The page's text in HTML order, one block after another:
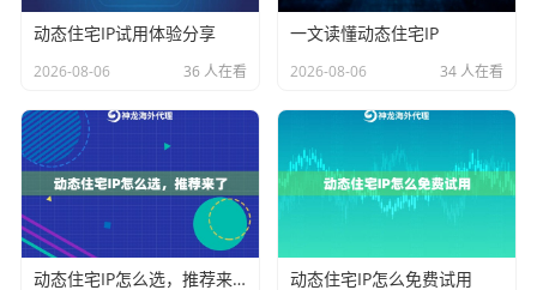
单、发布内容）？服务应提供灵活的会话时长设置。神
龙海外动态IP允许用户在1分钟至30分钟甚至更长周期内
自定义会话时长，既能满足短效验证需求，也能支撑长
效稳定连接。
第五，看技术指标与支持。 这包括连接成功率、带宽、
协议支持等硬性指标。99.9%以上的连接成功率是保障业
务连续性的基础，而1Gbps以上的超高带宽则是大数据
传输、视频内容相关业务的必备条件。对HTTP(S)和SO
动态住宅IP试用体验分享
2026-08-06 36 人在看
一文读懂动态住宅IP
2026-08-06 34 人在看
动态住宅IP怎么选，推荐来了 动态住宅IP怎么免费试用